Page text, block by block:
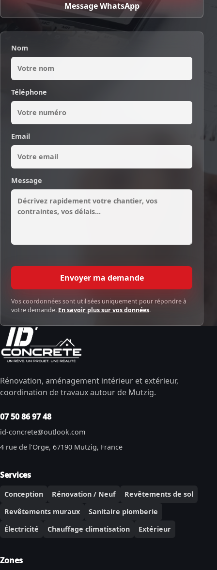
Message WhatsApp
Nom
Téléphone
Email
Message
Envoyer ma demande
Vos coordonnées sont utilisées uniquement pour répondre à
votre demande. En savoir plus sur vos données.
Rénovation, aménagement intérieur et extérieur,
coordination de travaux autour de Mutzig.
07 50 86 97 48
id-concrete@outlook.com
4 rue de l’Orge, 67190 Mutzig, France
Services
Conception Rénovation / Neuf
Revêtements de sol
Revêtements muraux
Sanitaire plomberie
Électricité
Chauffage climatisation Extérieur
Zones